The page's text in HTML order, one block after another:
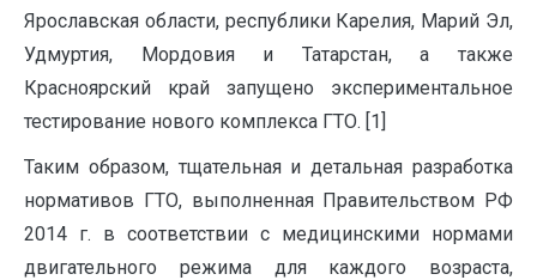
Ярославская области, республики Карелия, Марий Эл,
Удмуртия, Мордовия и Татарстан, а также
Красноярский край запущено экспериментальное
тестирование нового комплекса ГТО. [1]
Таким образом, тщательная и детальная разработка
нормативов ГТО, выполненная Правительством РФ
2014 г. в соответствии с медицинскими нормами
двигательного режима для каждого возраста,